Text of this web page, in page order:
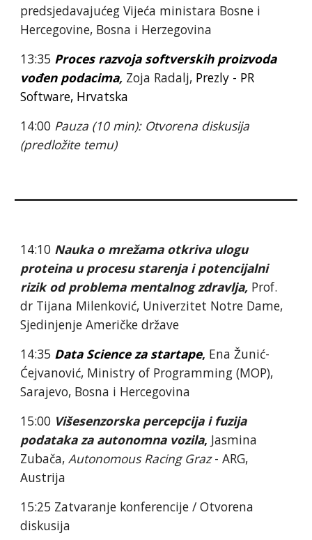
predsjedavajućeg Vijeća ministara Bosne i
Hercegovine, Bosna i Herzegovina
13:35 Proces razvoja softverskih proizvoda
vođen podacima, Zoja Radalj, Prezly - PR
Software, Hrvatska
14:00 Pauza (10 min): Otvorena diskusija
(predložite temu)
14:10 Nauka o mrežama otkriva ulogu
proteina u procesu starenja i potencijalni
rizik od problema mentalnog zdravlja, Prof.
dr Tijana Milenković, Univerzitet Notre Dame,
Sjedinjenje Američke države
14:35 Data Science za startape, Ena Žunić-
Ćejvanović, Ministry of Programming (MOP),
Sarajevo, Bosna i Hercegovina
15:00 Višesenzorska percepcija i fuzija
podataka za autonomna vozila, Jasmina
Zubača, Autonomous Racing Graz - ARG,
Austrija
15:25 Zatvaranje konferencije / Otvorena
diskusija